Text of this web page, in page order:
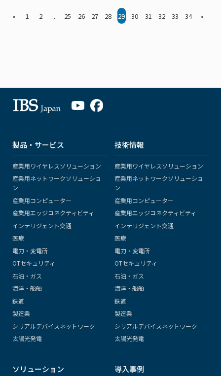
« 1 2 ... 25 26 27 28 29 30 31 32 33 34 »
製品・サービス
産業用ワイヤレスソリューション
産業用ネットワークソリューショ
ン
産業用コンピューター
産業用エッジコネクティビティ
インテリジェント交通
医療
電力・変電所
OTセキュリティ
石油・ガス
海洋・船舶
鉄道
製造業
シリアルデバイスネットワーク
太陽光発電
技術情報
産業用ワイヤレスソリューション
産業用ネットワークソリューショ
ン
産業用コンピューター
産業用エッジコネクティビティ
インテリジェント交通
医療
電力・変電所
OTセキュリティ
石油・ガス
海洋・船舶
鉄道
製造業
シリアルデバイスネットワーク
太陽光発電
ソリューション 導入事例